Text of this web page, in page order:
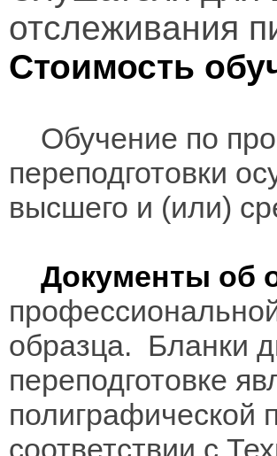
отслеживания
Стоимость
Обучение по
переподготовки
высшего и (или)
Документы об
образца. Бланки
переподготовке
полиграфической
соответствии с